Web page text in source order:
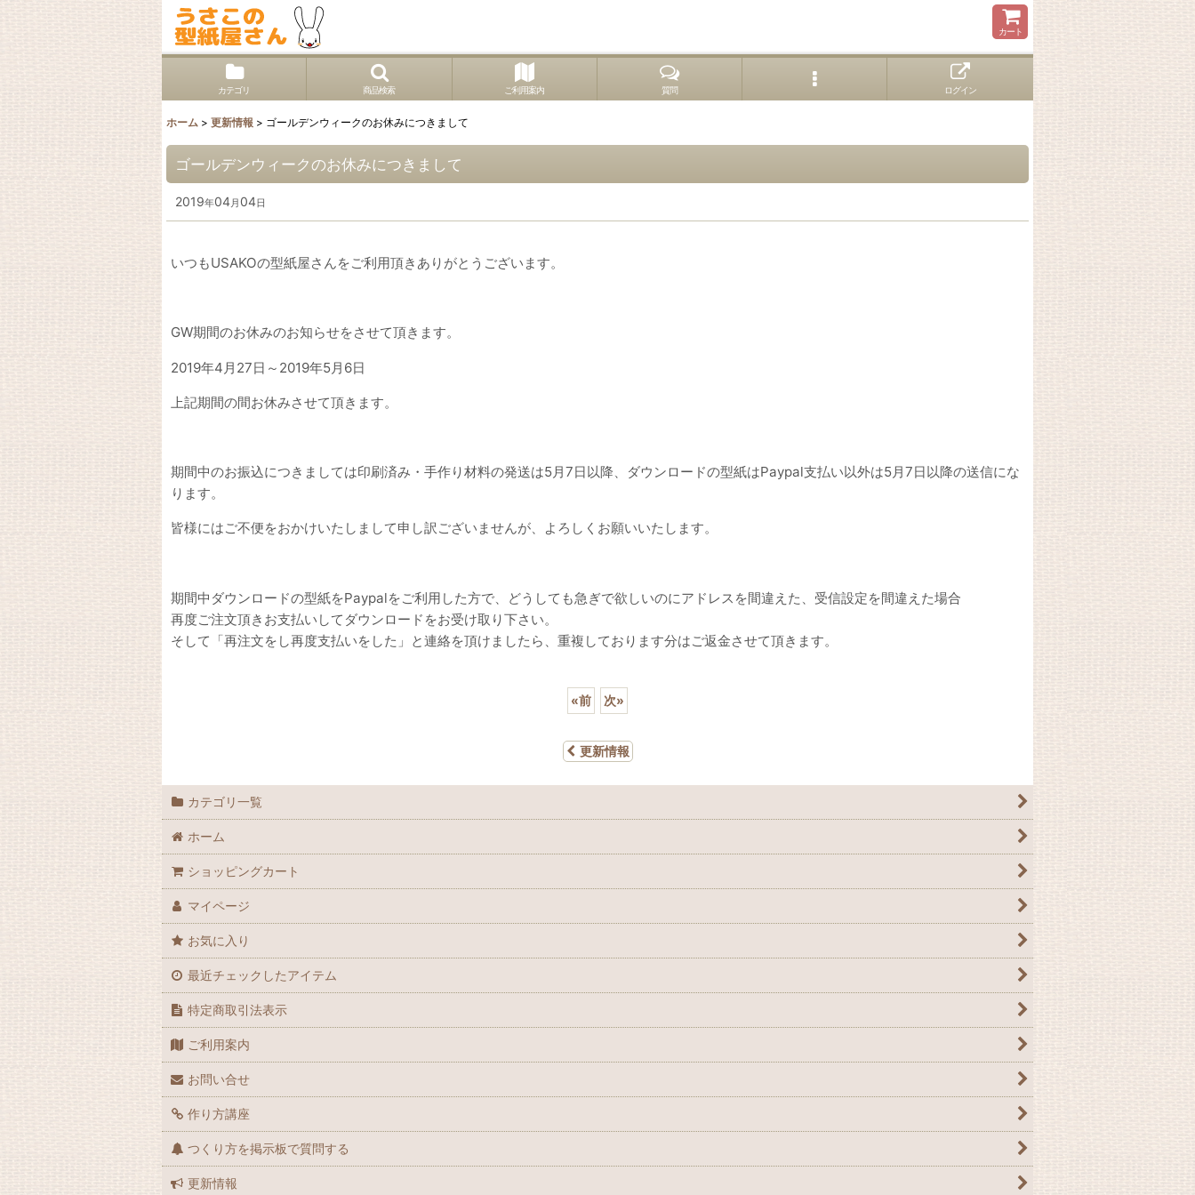
カート
カテゴリ 商品検索 ご利用案内 質問 ログイン
ホーム > 更新情報 > ゴールデンウィークのお休みにつきまして
ゴールデンウィークのお休みにつきまして
2019年04月 04日
いつもUSAKOの型紙屋さんをご利用頂きありがとうございます。
GW期間のお休みのお知らせをさせて頂きます。
2019年4月27日～2019年5月6日
上記期間の間お休みさせて頂きます。
期間中のお振込につきましては印刷済み・手作り材料の発送は5月7日以降、ダウンロードの型紙はPaypal支払い以外は5月7日以降の送信にな
ります。
皆様にはご不便をおかけいたしまして申し訳ございませんが、よろしくお願いいたします。
期間中ダウンロードの型紙をPaypalをご利用した方で、どうしても急ぎで欲しいのにアドレスを間違えた、受信設定を間違えた場合
再度ご注文頂きお支払いしてダウンロードをお受け取り下さい。
そして「再注文をし再度支払いをした」と連絡を頂けましたら、重複しております分はご返金させて頂きます。
«前 次»
更新情報
カテゴリ一覧
ホーム
ショッピングカート
マイページ
お気に入り
最近チェックしたアイテム
特定商取引法表示
ご利用案内
お問い合せ
作り方講座
つくり方を掲示板で質問する
更新情報